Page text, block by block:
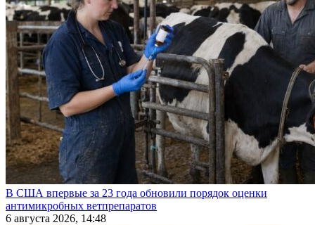
В США впервые за 23 года обновили порядок оценки
антимикробных ветпрепаратов
6 августа 2026, 14:48